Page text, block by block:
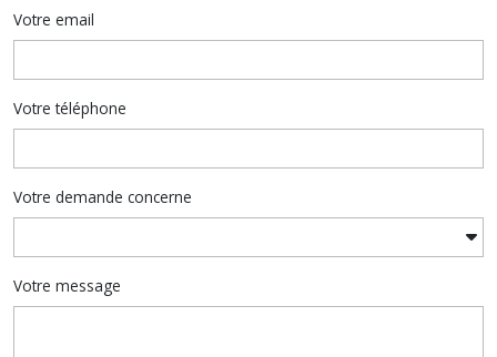
Votre email
Votre téléphone
Votre demande concerne
Votre message